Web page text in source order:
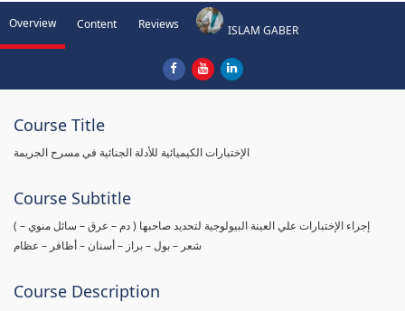
Overview Content Reviews ISLAM GABER
Course Title
الإختبارات الكيميائية للأدلة الجنائية في مسرح الجريمة
Course Subtitle
( إجراء الإختبارات علي العينة البيولوجية لتحديد صاحبها ( دم – عرق – سائل منوي –
شعر – بول – براز – أسنان – أظافر – عظام
Course Description